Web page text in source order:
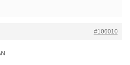
#106010